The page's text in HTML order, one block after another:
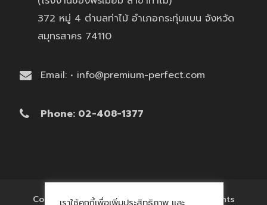
372 หมู่ 4 ตำบลท่าไม้ อำเภอกระทุ่มแบน จังหวัด
สมุทรสาคร 74110
Email: • info@premium-perfect.com
Phone: 02-408-1377
Copyright © 2017 'โรงงานของพรีเมี่ยม' All Rights